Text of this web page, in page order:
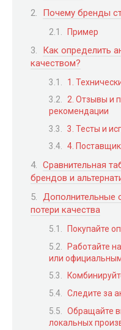
Почему бренды
Пример
Как определить
качеством?
1.
2. Отзывы и
рекомендации
3. Тесты и
4.
Сравнительная
брендов и
Дополнительные
потери качества
Покупайте
Работайте
или
Следите за
Обращайте
локальных